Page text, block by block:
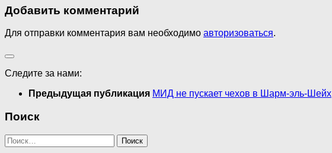
Добавить комментарий
Для отправки комментария вам необходимо авторизоваться.
Следите за нами:
Предыдущая публикация МИД не пускает чехов в Шарм-эль-Шейх
Поиск
Найти: